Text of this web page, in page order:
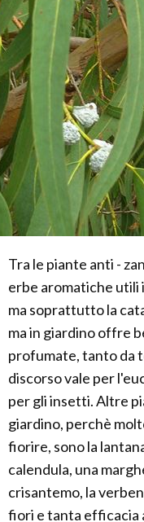
Tra le piante anti -
erbe aromatiche utili
ma soprattutto la
ma in giardino offre
profumate, tanto da
discorso vale per
per gli insetti. Altre
giardino, perchè
fiorire, sono la
calendula, una
crisantemo, la
fiori e tanta efficacia